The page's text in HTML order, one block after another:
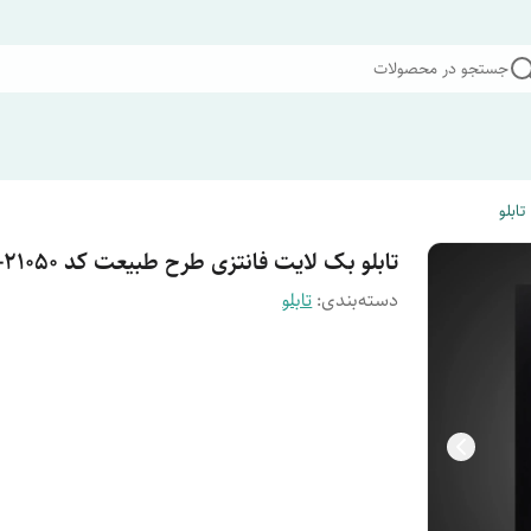
جستجو در محصولات
تابلو
تابلو بک لایت فانتزی طرح طبیعت کد LPF-21050
دسته‌بندی:تابلو